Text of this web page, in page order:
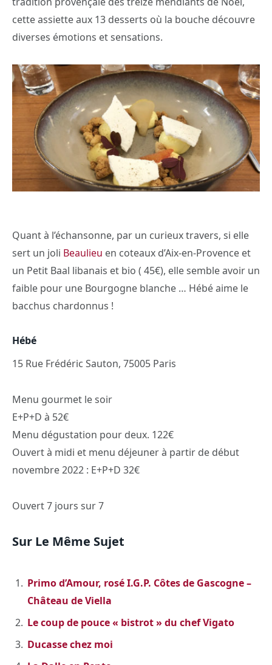
cette assiette aux 13 desserts où la bouche découvre
diverses émotions et sensations.
Quant à l’échansonne, par un curieux travers, si elle
sert un joli Beaulieu en coteaux d’Aix-en-Provence et
un Petit Baal libanais et bio ( 45€), elle semble avoir un
faible pour une Bourgogne blanche … Hébé aime le
bacchus chardonnus !
Hébé
15 Rue Frédéric Sauton, 75005 Paris
Menu gourmet le soir
E+P+D à 52€
Menu dégustation pour deux. 122€
Ouvert à midi et menu déjeuner à partir de début
novembre 2022 : E+P+D 32€
Ouvert 7 jours sur 7
Sur Le Même Sujet
Primo d’Amour, rosé I.G.P. Côtes de Gascogne –
Château de Viella
Le coup de pouce « bistrot » du chef Vigato
Ducasse chez moi